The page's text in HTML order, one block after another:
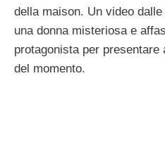
della maison. Un video
una donna misteriosa e
protagonista per presentare
del momento.